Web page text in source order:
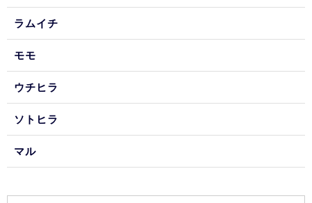
ラムイチ
モモ
ウチヒラ
ソトヒラ
マル